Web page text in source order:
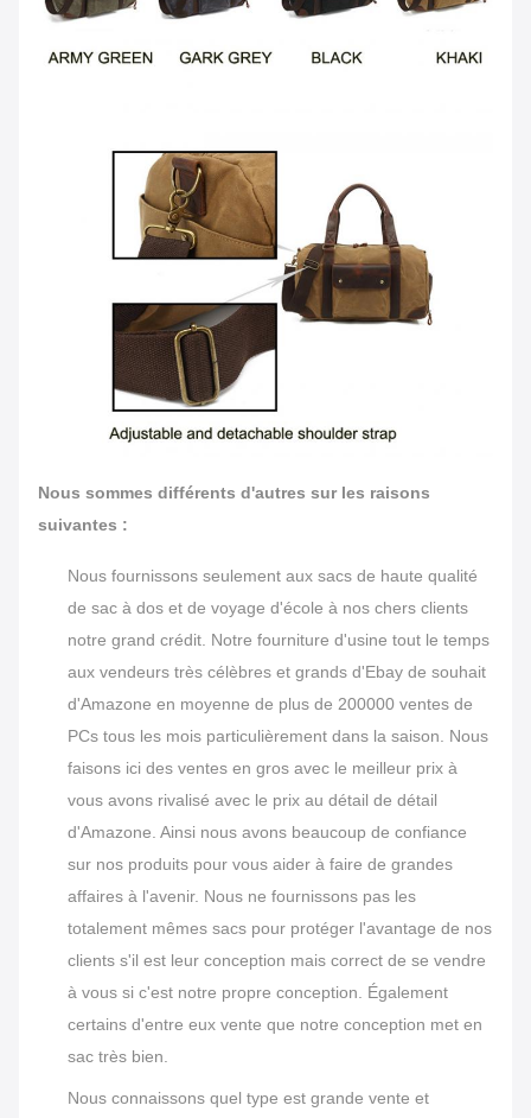
Nous sommes différents d'autres sur les raisons
suivantes :
Nous fournissons seulement aux sacs de haute qualité
de sac à dos et de voyage d'école à nos chers clients
notre grand crédit. Notre fourniture d'usine tout le temps
aux vendeurs très célèbres et grands d'Ebay de souhait
d'Amazone en moyenne de plus de 200000 ventes de
PCs tous les mois particulièrement dans la saison. Nous
faisons ici des ventes en gros avec le meilleur prix à
vous avons rivalisé avec le prix au détail de détail
d'Amazone. Ainsi nous avons beaucoup de confiance
sur nos produits pour vous aider à faire de grandes
affaires à l'avenir. Nous ne fournissons pas les
totalement mêmes sacs pour protéger l'avantage de nos
clients s'il est leur conception mais correct de se vendre
à vous si c'est notre propre conception. Également
certains d'entre eux vente que notre conception met en
sac très bien.
Nous connaissons quel type est grande vente et